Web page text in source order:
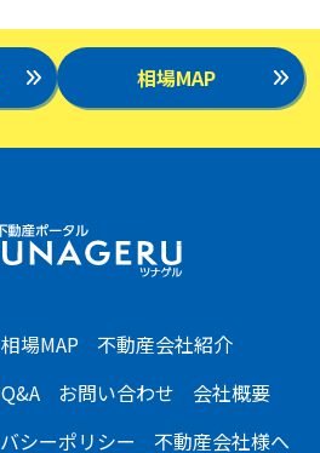
相場MAP
相場MAP
不動産会社紹介
お問い合わせ
会社概要
シーポリシー 不動産会社様へ